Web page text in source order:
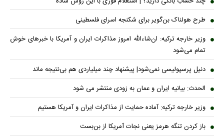
طرح هولناک بن‌گویر برای شکنجه اسرای فلسطینی
وزیر خارجه ترکیه: ان‌شاءالله امروز مذاکرات ایران و آمریکا با خبرهای خوش
تمام می‌شود
دنیل پرسپولیسی نمی‌شود| پیشنهاد چند میلیاردی هم بی‌نتیجه ماند
الحدث: بیانیه ایران و عمان به زودی منتشر می شود
وزیر خارجه ترکیه: آماده حمایت از مذاکرات ایران و آمریکا هستیم
باز کردن تنگه هرمز یعنی نجات آمریکا از بن‌بست